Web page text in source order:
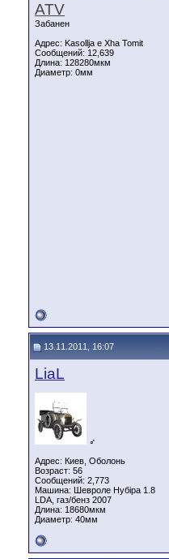
ATV
Забанен
Адрес: Kasollja e Xha Tomit
Сообщений: 12,639
Длина: 128280мкм
Диаметр: 0мм
13.11.2011, 16:07
LiaL
♂
Адрес: Киев, Оболонь
Возраст: 56
Сообщений: 2,773
Машина: Шевроле Нубіра 1.8
LDA, газ/бенз 2007
Длина: 18680мкм
Диаметр: 40мм